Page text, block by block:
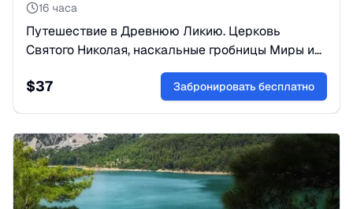
16 часа
Путешествие в Древнюю Ликию. Церковь
Святого Николая, наскальные гробницы Миры и
морская прогулка в Кекова. Увлекательная
история и купание в чистом море.
$37 Забронировать бесплатно